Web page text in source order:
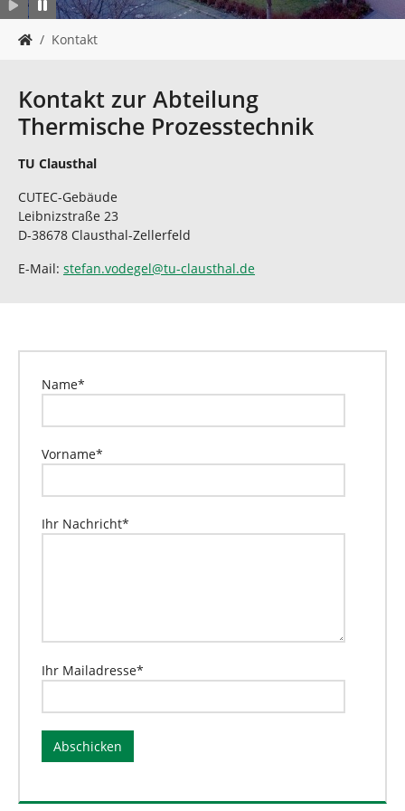
i
i
n
h
e
r
:
Kontakt
Kontakt zur Abteilung
Thermische Prozesstechnik
TU Clausthal
CUTEC-Gebäude
Leibnizstraße 23
D-38678 Clausthal-Zellerfeld
E-Mail: stefan.vodegel@tu-clausthal.de
Name*
Vorname*
Ihr Nachricht*
Ihr Mailadresse*